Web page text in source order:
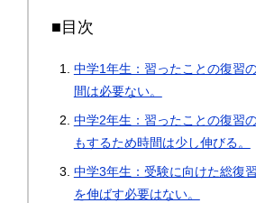
■目次
中学1年生：習ったことの復習
間は必要ない。
中学2年生：習ったことの復習
もするため時間は少し伸びる。
中学3年生：受験に向けた総復
を伸ばす必要はない。